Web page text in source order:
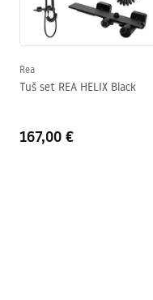
Seria
Montaža
Smjer kabine
Premaz Easy Clean
Upute za montažu
Kabina Primo
Rea
Tuš set REA HELIX Black
167,00 €